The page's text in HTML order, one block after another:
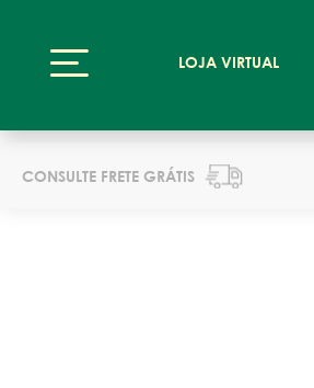
LOJA VIRTUAL
CONSULTE FRETE GRÁTIS